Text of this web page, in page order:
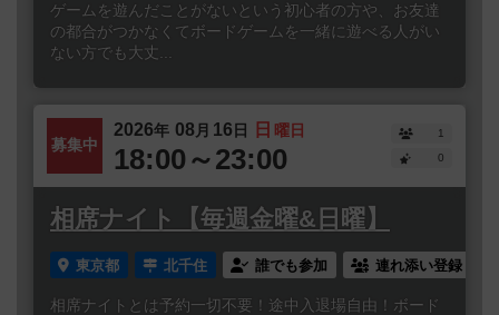
ゲームを遊んだことがないという初心者の方や、お友達
の都合がつかなくてボードゲームを一緒に遊べる人がい
ない方でも大丈...
募集中
2026年 08 月 16日 日 曜日
18:00～23:00
1
0
相席ナイト【毎週金曜&日曜】
東京都 北千住 誰でも参加 連れ添い登録
相席ナイトとは予約一切不要！途中入退場自由！ボード